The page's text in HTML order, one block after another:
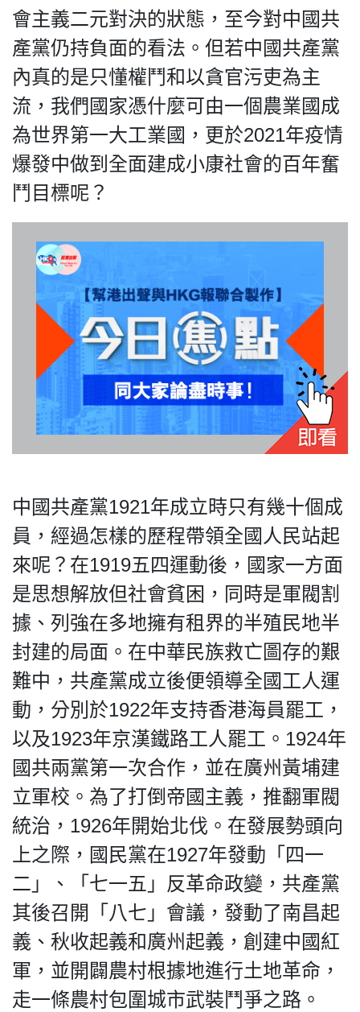
會主義二元對決的狀態，至今對中國共
產黨仍持負面的看法。但若中國共產黨
內真的是只懂權鬥和以貪官污吏為主
流，我們國家憑什麼可由一個農業國成
為世界第一大工業國，更於2021年疫情
爆發中做到全面建成小康社會的百年奮
鬥目標呢？
中國共產黨1921年成立時只有幾十個成
員，經過怎樣的歷程帶領全國人民站起
來呢？在1919五四運動後，國家一方面
是思想解放但社會貧困，同時是軍閥割
據、列強在多地擁有租界的半殖民地半
封建的局面。在中華民族救亡圖存的艱
難中，共產黨成立後便領導全國工人運
動，分別於1922年支持香港海員罷工，
以及1923年京漢鐵路工人罷工。1924年
國共兩黨第一次合作，並在廣州黃埔建
立軍校。為了打倒帝國主義，推翻軍閥
統治，1926年開始北伐。在發展勢頭向
上之際，國民黨在1927年發動「四一
二」、「七一五」反革命政變，共產黨
其後召開「八七」會議，發動了南昌起
義、秋收起義和廣州起義，創建中國紅
軍，並開闢農村根據地進行土地革命，
走一條農村包圍城市武裝鬥爭之路。